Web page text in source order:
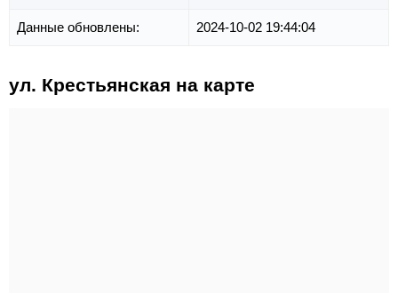
Данные обновлены: 2024-10-02 19:44:04
ул. Крестьянская на карте